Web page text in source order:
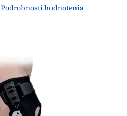
Podrobnosti hodnotenia